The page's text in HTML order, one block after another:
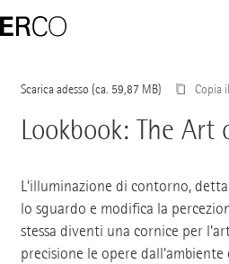
Scarica adesso Copia
Lookbook: The Art
L'illuminazione di contorno,
lo sguardo e modifica la
stessa diventi una cornice per
precisione le opere dall'ambiente